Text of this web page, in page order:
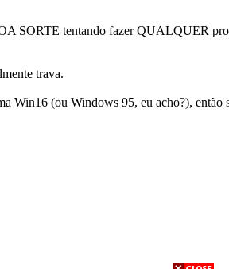
SORTE tentando fazer QUALQUER
trava.
Win16 (ou Windows 95, eu acho?), então